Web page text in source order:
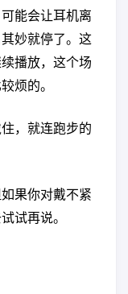
能会让耳机离
妙就停了。这
播放，这个场
烦的。
，就连跑步的
果你对戴不紧
试再说。